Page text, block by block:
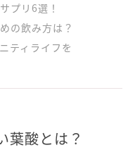
プリ6選！
の飲み方は？
ティライフを
葉酸とは？